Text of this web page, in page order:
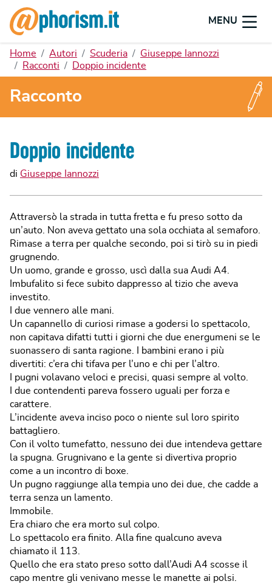
MENU
Home Autori Scuderia
Giuseppe Iannozzi
Racconti
Doppio incidente
Racconto
Doppio incidente
di Giuseppe Iannozzi
Attraversò la strada in tutta fretta e fu preso sotto da
un’auto. Non aveva gettato una sola occhiata al semaforo.
Rimase a terra per qualche secondo, poi si tirò su in piedi
grugnendo.
Un uomo, grande e grosso, uscì dalla sua Audi A4.
Imbufalito si fece subito dappresso al tizio che aveva
investito.
I due vennero alle mani.
Un capannello di curiosi rimase a godersi lo spettacolo,
non capitava difatti tutti i giorni che due energumeni se le
suonassero di santa ragione. I bambini erano i più
divertiti: c’era chi tifava per l’uno e chi per l’altro.
I pugni volavano veloci e precisi, quasi sempre al volto.
I due contendenti pareva fossero uguali per forza e
carattere.
L’incidente aveva inciso poco o niente sul loro spirito
battagliero.
Con il volto tumefatto, nessuno dei due intendeva gettare
la spugna. Grugnivano e la gente si divertiva proprio
come a un incontro di boxe.
Un pugno raggiunge alla tempia uno dei due, che cadde a
terra senza un lamento.
Immobile.
Era chiaro che era morto sul colpo.
Lo spettacolo era finito. Alla fine qualcuno aveva
chiamato il 113.
Quello che era stato preso sotto dall’Audi A4 scosse il
capo mentre gli venivano messe le manette ai polsi.